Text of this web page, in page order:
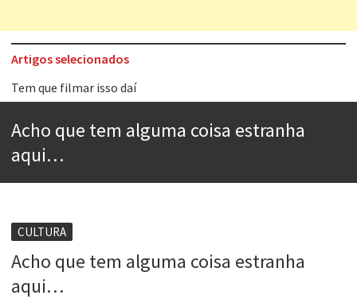
Artigos selecionados
Tem que filmar isso daí
Aprender a fracassar é o segredo do sucesso
Os causos de Jorge Luis Borges
Voto obrigatório é correto?
Se queres salvar o mundo, o veganismo não é a resposta
Acho que tem alguma coisa estranha
aqui…
CULTURA
Acho que tem alguma coisa estranha
aqui…